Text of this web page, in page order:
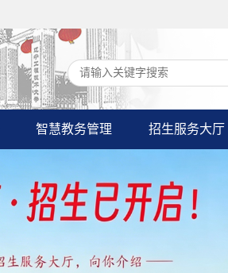
智慧教务管理 招生服务大厅